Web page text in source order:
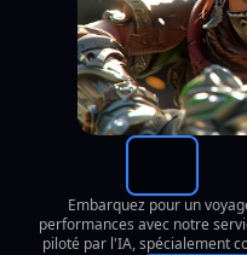
Embarquez pour un
performances avec notre
piloté par l'IA, spécialement